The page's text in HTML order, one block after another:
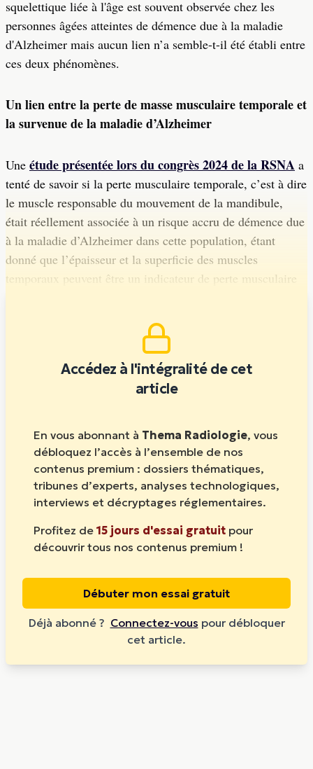
squelettique liée à l'âge est souvent observée chez les
personnes âgées atteintes de démence due à la maladie
d'Alzheimer mais aucun lien n’a semble-t-il été établi entre
ces deux phénomènes.
Un lien entre la perte de masse musculaire temporale et
la survenue de la maladie d’Alzheimer
Une étude présentée lors du congrès 2024 de la RSNA a
tenté de savoir si la perte musculaire temporale, c’est à dire
le muscle responsable du mouvement de la mandibule,
était réellement associée à un risque accru de démence due
à la maladie d’Alzheimer dans cette population, étant
donné que l’épaisseur et la superficie des muscles
temporaux peuvent être un indicateur de perte musculaire
Accédez à l'intégralité de cet
article
En vous abonnant à Thema Radiologie, vous
débloquez l’accès à l’ensemble de nos
contenus premium : dossiers thématiques,
tribunes d’experts, analyses technologiques,
interviews et décryptages réglementaires.
Profitez de 15 jours d'essai gratuit pour
découvrir tous nos contenus premium !
Débuter mon essai gratuit
Déjà abonné ? Connectez-vous pour débloquer
cet article.